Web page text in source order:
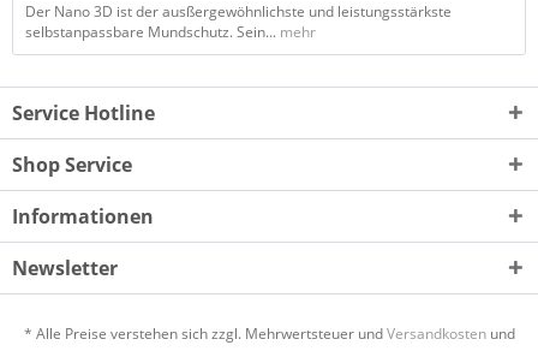
Der Nano 3D ist der ausßergewöhnlichste und leistungsstärkste
selbstanpassbare Mundschutz. Sein... mehr
Service Hotline
Shop Service
Informationen
Newsletter
* Alle Preise verstehen sich zzgl. Mehrwertsteuer undVersandkostenund